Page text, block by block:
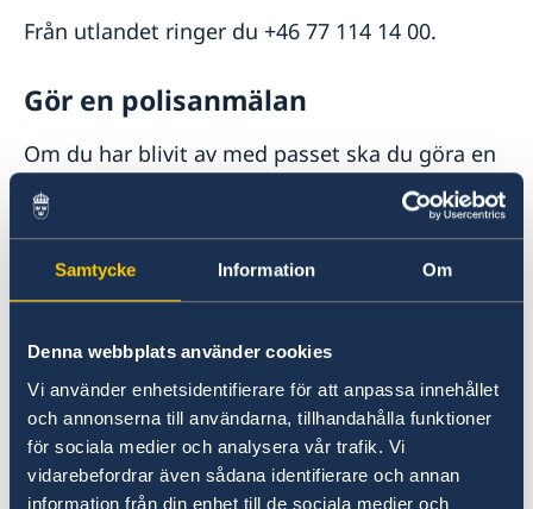
Samtycke Information Om
Denna webbplats använder cookies
Vi använder enhetsidentifierare för att anpassa innehållet
och annonserna till användarna, tillhandahålla funktioner
för sociala medier och analysera vår trafik. Vi
vidarebefordrar även sådana identifierare och annan
information från din enhet till de sociala medier och
Reseinformation Uruguay
Aktuella händelser
Allmänna säkerhetsläget
Terrorism
Naturförhållanden och katastrofer
In- och utresebestämmelser
Hälso- och sjukvård
Kriminalitet och personlig säkerhet
Trafiksäkerhet
Inför resan till Uruguay
Från utlandet ringer du +46 77 114 14 00.
Gör en polisanmälan
Om du har blivit av med passet ska du göra en
polisanmälan hos lokal polis och lämna in en
polisrapport när du ansöker om nytt pass.
Information om polisanmälan
Ansök om ett provisoriskt pass
Du kan ansöka om ett provisoriskt pass på
konsulatet i Montevideo. Det provisoriska
passet är giltigt för en enkelresa.